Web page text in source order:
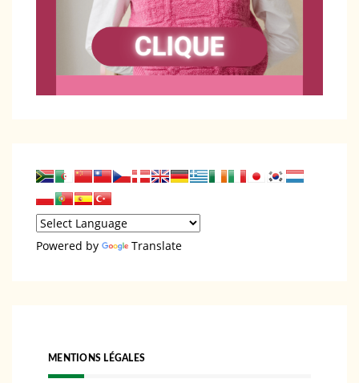
Powered by Translate
MENTIONS LÉGALES